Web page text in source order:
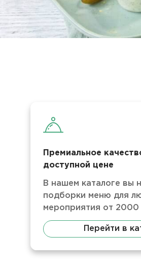
Премиальное
доступной цене
В нашем каталоге вы
подборки меню для
мероприятия от 2000
Перейти в